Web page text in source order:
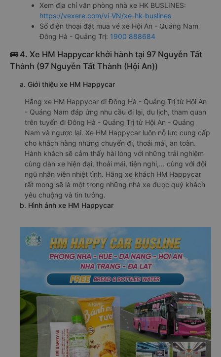
Xem địa chỉ văn phòng nhà xe HK BUSLINES:
https://vexere.com/vi-VN/xe-hk-buslines
Số điện thoại đặt mua vé xe Hội An - Quảng Nam
Đông Hà - Quảng Trị: 1900 888684
🚌 4. Xe HM Happycar khởi hành tại 97 Nguyễn Tất
Thành (97 Nguyễn Tất Thành (Hội An))
a. Giới thiệu xe HM Happycar
Hãng xe HM Happycar đi Đông Hà - Quảng Trị từ Hội An
- Quảng Nam đáp ứng nhu cầu đi lại, du lịch, tham quan
trên tuyến đi Đông Hà - Quảng Trị từ Hội An - Quảng
Nam và ngược lại. Xe HM Happycar luôn nỗ lực cung cấp
cho khách hàng những chuyến đi, thoải mái, an toàn.
Hành khách sẽ cảm thấy hài lòng với những trải nghiệm
cùng dàn xe hiện đại, thoải mái, tiện nghi,... cùng với đội
ngũ nhân viên nhiệt tình. Hãng xe khách HM Happycar
rất mong sẽ là một trong những nhà xe được quý khách
yêu chuộng và tin tưởng.
b. Hình ảnh xe HM Happycar